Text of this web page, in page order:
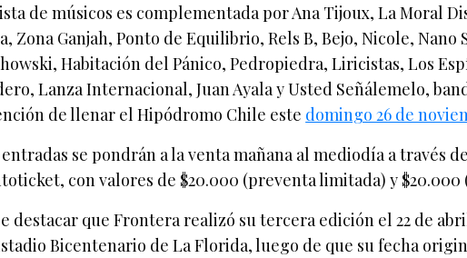
de músicos es complementada por Ana Tijoux, La Moral
Zona Ganjah, Ponto de Equilibrio, Rels B, Bejo, Nicole, Nano
Habitación del Pánico, Pedropiedra, Liricistas, Los
Lanza Internacional, Juan Ayala y Usted Señálemelo,
de llenar el Hipódromo Chile este domingo 26 de
se pondrán a la venta mañana al mediodía a través
con valores de $20.000 (preventa limitada) y $20.000
destacar que Frontera realizó su tercera edición el 22 de
Bicentenario de La Florida, luego de que su fecha